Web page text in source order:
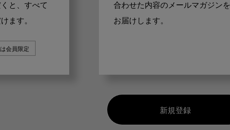
と、すべて
ます。
会員限定
合わせた内容のメールマガジンを
お届けします。
新規登録